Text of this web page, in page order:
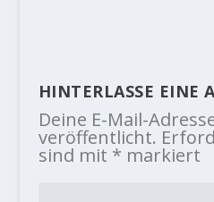
HINTERLASSE EINE
Deine E-Mail-
veröffentlicht.
sind mit * markiert